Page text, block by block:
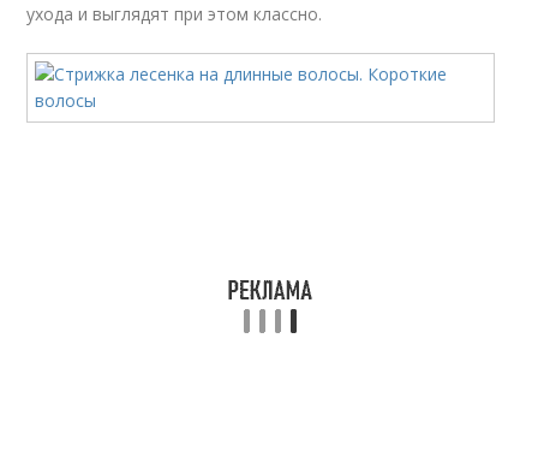
ухода и выглядят при этом классно.